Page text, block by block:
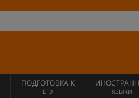
ПОДГОТОВКА К
ЕГЭ ЯЗЫКИ